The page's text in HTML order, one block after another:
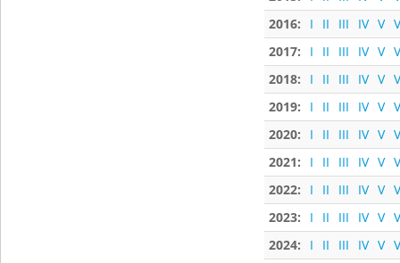
2016:
I II III IV V
2017:
I II III IV V
2018:
I II III IV V
2019:
I II III IV V
2020:
I II III IV V
2021:
I II III IV V
2022:
I II III IV V
2023:
I II III IV V
2024:
I II III IV V